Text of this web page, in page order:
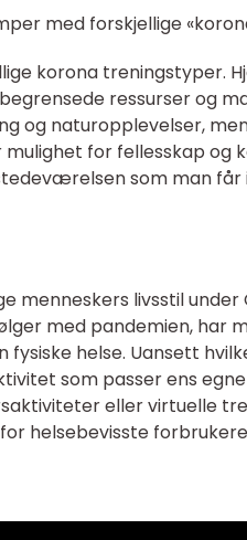
med forskjellige
korona treningstyper.
ressurser og
og naturopplevelser,
for fellesskap og
som man får
menneskers livsstil under
med pandemien, har
helse. Uansett
som passer ens
eller virtuelle
helsebevisste